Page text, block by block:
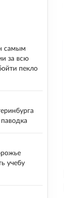
самым
за всю
пекло
учебу